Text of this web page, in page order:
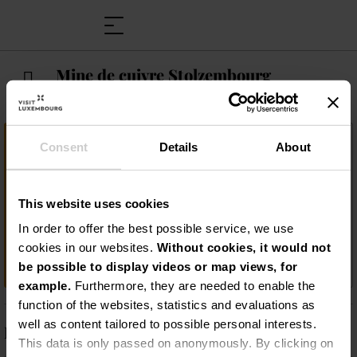
Consent Details About
This website uses cookies
In order to offer the best possible service, we use
cookies in our websites. Without cookies, it would not
be possible to display videos or map views, for
example. Furthermore, they are needed to enable the
function of the websites, statistics and evaluations as
well as content tailored to possible personal interests.
This data is only passed on anonymously. By clicking on
Mine de cuivre Stolzembourg
Wichtige Information
Begleitet von einem Guide entdecken Sie
der Region, die Geschichte der Mine und die
verschiedenen Abbauperioden. Folgen Sie
dem geologischen Lehrpfad mit 10
Schautafeln und erkunden Sie die tiefen
Beschreibung